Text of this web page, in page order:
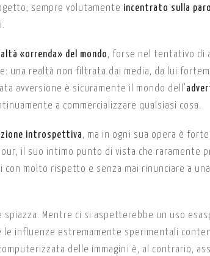
sempre volutamente incentrato sulla
«orrenda» del mondo, forse nel tentativo di
una realtà non filtrata dai media, da lui
avversione è sicuramente il mondo dell’
a commercializzare qualsiasi cosa.
introspettiva, ma in ogni sua opera è
il suo intimo punto di vista che raramente
molto rispetto e senza mai rinunciare a
Mentre ci si aspetterebbe un uso
influenze estremamente sperimentali
delle immagini è, al contrario,